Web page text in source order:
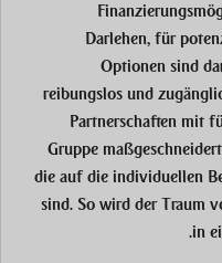
Darlehen, für
Optionen sind
reibungslos und
Partnerschaften mit
Gruppe
die auf die individuellen
sind. So wird der Traum
in